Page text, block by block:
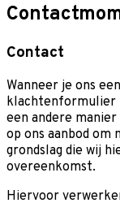
Contact
Wanneer je ons
klachtenformulier
een andere
op ons aanbod
grondslag die wij
overeenkomst.
Hiervoor